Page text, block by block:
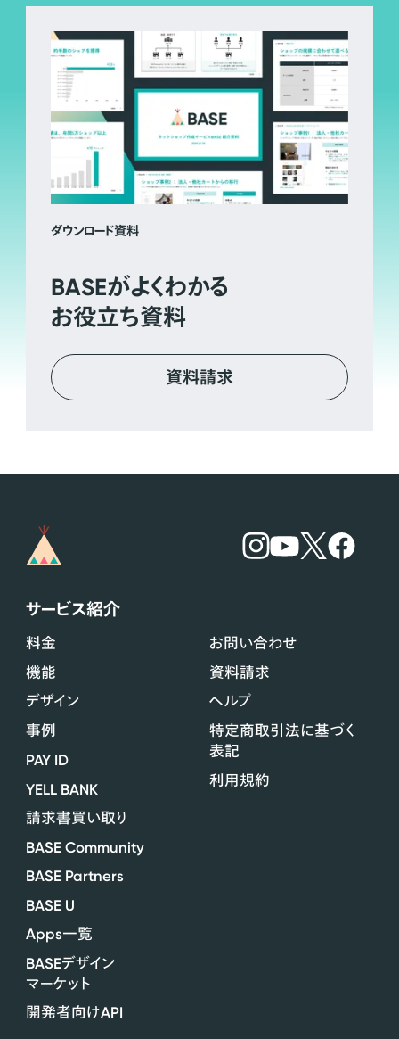
ダウンロード資料
BASEがよくわかる
お役立ち資料
資料請求
サービス紹介
料金
機能
デザイン
事例
PAY ID
YELL BANK
請求書買い取り
BASE Community
BASE Partners
BASE U
Apps一覧
BASEデザイン
マーケット
開発者向けAPI
お問い合わせ
資料請求
ヘルプ
特定商取引法に基づく
表記
利用規約